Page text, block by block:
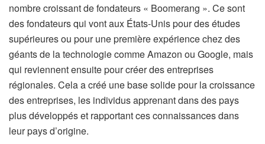
nombre croissant de fondateurs « Boomerang ». Ce sont
des fondateurs qui vont aux États-Unis pour des études
supérieures ou pour une première expérience chez des
géants de la technologie comme Amazon ou Google, mais
qui reviennent ensuite pour créer des entreprises
régionales. Cela a créé une base solide pour la croissance
des entreprises, les individus apprenant dans des pays
plus développés et rapportant ces connaissances dans
leur pays d’origine.